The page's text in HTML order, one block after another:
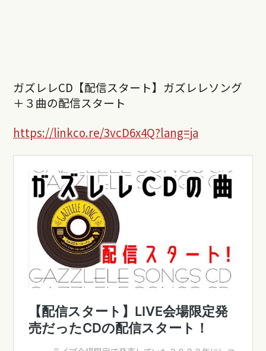
ガズレレCD【配信スタート】ガズレレソング
＋３曲の配信スタート
https://linkco.re/3vcD6x4Q?lang=ja